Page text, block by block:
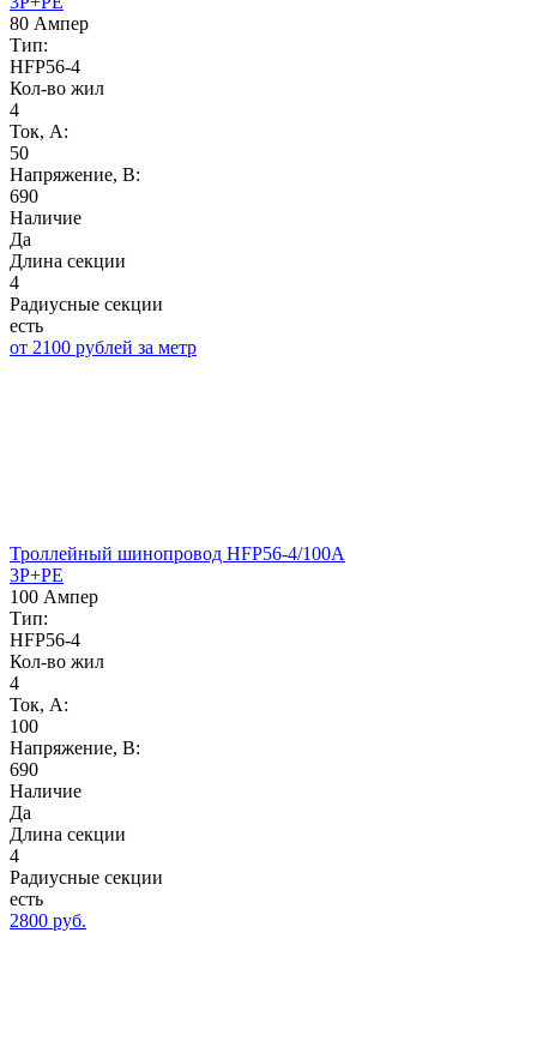
80 Ампер
Тип:
HFP56-4
Кол-во жил
4
Ток, А:
50
Напряжение, B:
690
Наличие
Да
Длина секции
4
Радиусные секции
есть
от 2100 рублей за метр
Троллейный шинопровод HFP56-4/100A
3P+PE
100 Ампер
Тип:
HFP56-4
Кол-во жил
4
Ток, А:
100
Напряжение, B:
690
Наличие
Да
Длина секции
4
Радиусные секции
есть
2800 руб.